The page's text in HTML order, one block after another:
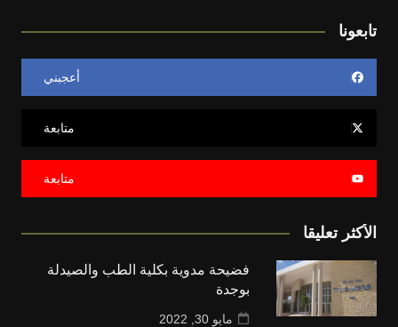
تابعونا
أعجبني
متابعة
متابعة
الأكثر تعليقا
فضيحة مدوية بكلية الطب والصيدلة
بوجدة
مايو 30, 2022